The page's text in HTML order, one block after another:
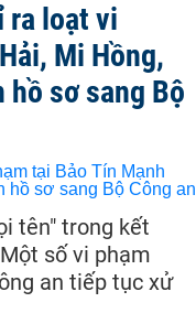
ra loạt vi
Mi Hồng,
hồ sơ sang Bộ
tên" trong kết
số vi phạm
an tiếp tục xử